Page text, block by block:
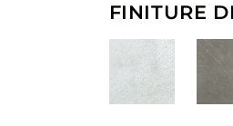
FINITURE